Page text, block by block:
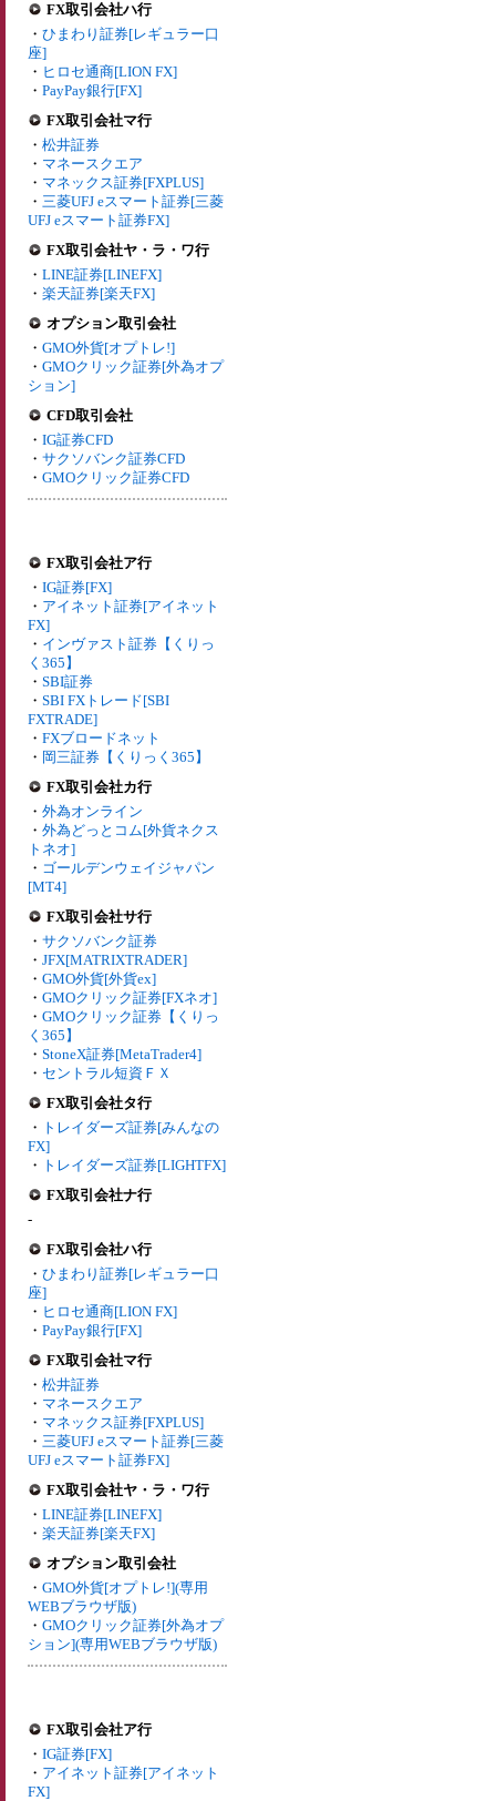
FX取引会社ハ行
・ ひまわり証券[レギュラー口
座]
・ ヒロセ通商[LION FX]
・ PayPay銀行[FX]
FX取引会社マ行
・ 松井証券
・ マネースクエア
・ マネックス証券[FXPLUS]
・ 三菱UFJ eスマート証券[三菱
UFJ eスマート証券FX]
FX取引会社ヤ・ラ・ワ行
・ LINE証券[LINEFX]
・ 楽天証券[楽天FX]
オプション取引会社
・ GMO外貨[オプトレ!]
・ GMOクリック証券[外為オプ
ション]
CFD取引会社
・ IG証券CFD
・ サクソバンク証券CFD
・ GMOクリック証券CFD
FX取引会社ア行
・ IG証券[FX]
・ アイネット証券[アイネット
FX]
・ インヴァスト証券【くりっ
く365】
・ SBI証券
・ SBI FXトレード[SBI
FXTRADE]
・ FXブロードネット
・ 岡三証券【くりっく365】
FX取引会社カ行
・ 外為オンライン
・ 外為どっとコム[外貨ネクス
トネオ]
・ ゴールデンウェイジャパン
[MT4]
FX取引会社サ行
・ サクソバンク証券
・ JFX[MATRIXTRADER]
・ GMO外貨[外貨ex]
・ GMOクリック証券[FXネオ]
・ GMOクリック証券【くりっ
く365】
・ StoneX証券[MetaTrader4]
・ セントラル短資ＦＸ
FX取引会社タ行
・ トレイダーズ証券[みんなの
FX]
・ トレイダーズ証券[LIGHTFX]
FX取引会社ナ行
-
FX取引会社ハ行
・ ひまわり証券[レギュラー口
座]
・ ヒロセ通商[LION FX]
・ PayPay銀行[FX]
FX取引会社マ行
・ 松井証券
・ マネースクエア
・ マネックス証券[FXPLUS]
・ 三菱UFJ eスマート証券[三菱
UFJ eスマート証券FX]
FX取引会社ヤ・ラ・ワ行
・ LINE証券[LINEFX]
・ 楽天証券[楽天FX]
オプション取引会社
・ GMO外貨[オプトレ!](専用
WEBブラウザ版)
・ GMOクリック証券[外為オプ
ション](専用WEBブラウザ版)
FX取引会社ア行
・ IG証券[FX]
・ アイネット証券[アイネット
FX]